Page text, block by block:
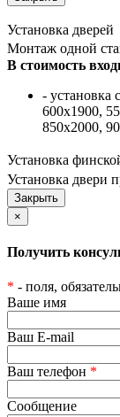
Установка дверей
Монтаж одной
В стоимость
- установка
600х1900,
850х2000,
Установка
Установка двери
×
Получить
* - поля,
Ваше имя
Ваш E-mail
Ваш телефон *
Сообщение